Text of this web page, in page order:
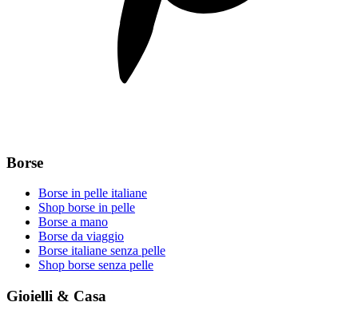
Borse
Borse in pelle italiane
Shop borse in pelle
Borse a mano
Borse da viaggio
Borse italiane senza pelle
Shop borse senza pelle
Gioielli & Casa